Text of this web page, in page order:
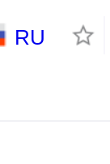
RU